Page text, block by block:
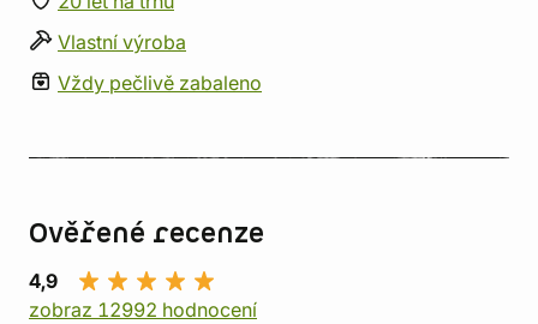
Vlastní výroba
Vždy pečlivě zabaleno
Ověřené recenze
4,9
zobraz 12992 hodnocení